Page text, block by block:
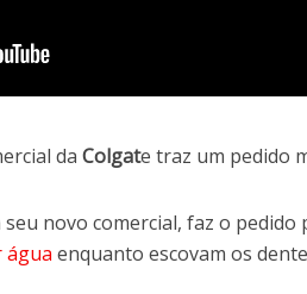
daColgate traz um pedido
seu novo comercial, faz o
água enquanto escovam os